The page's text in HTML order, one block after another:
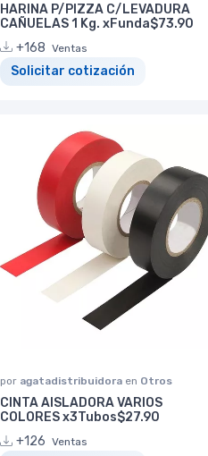
HARINA P/PIZZA C/LEVADURA
CAÑUELAS 1 Kg. xFunda$73.90
+168 Ventas
Solicitar cotización
por agatadistribuidora en Otros
CINTA AISLADORA VARIOS
COLORES x3Tubos$27.90
+126 Ventas